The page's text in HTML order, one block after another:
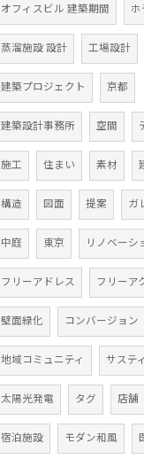
オフィスビル 建築期間
蒸溜施設 設計 工場設計
建築プロジェクト 京都
建築設計事務所 空間
施工 住まい 素材
構造 図面 提案 ガ
中庭 東京 リノベーシ
フリーアドレス フリーア
壁面緑化 コンバージョン
地域コミュニティ サステ
太陽光発電 タグ 店舗
宿泊施設 モダン和風